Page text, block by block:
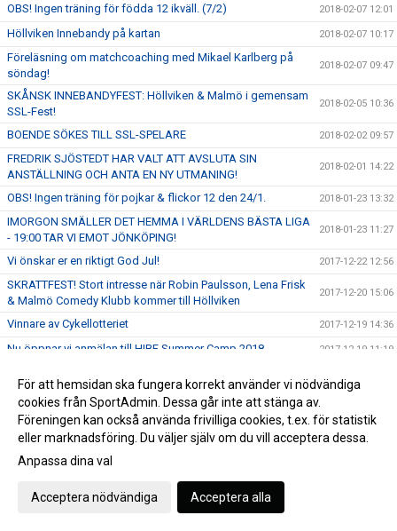
OBS! Ingen träning för födda 12 ikväll. (7/2) 2018-02-07 12:01
Höllviken Innebandy på kartan 2018-02-07 10:17
Föreläsning om matchcoaching med Mikael Karlberg på
söndag!
2018-02-07 09:47
SKÅNSK INNEBANDYFEST: Höllviken & Malmö i gemensam
SSL-Fest!
2018-02-05 10:36
BOENDE SÖKES TILL SSL-SPELARE 2018-02-02 09:57
FREDRIK SJÖSTEDT HAR VALT ATT AVSLUTA SIN
ANSTÄLLNING OCH ANTA EN NY UTMANING!
2018-02-01 14:22
OBS! Ingen träning för pojkar & flickor 12 den 24/1. 2018-01-23 13:32
IMORGON SMÄLLER DET HEMMA I VÄRLDENS BÄSTA LIGA
- 19:00 TAR VI EMOT JÖNKÖPING!
2018-01-23 11:27
Vi önskar er en riktigt God Jul! 2017-12-22 12:56
SKRATTFEST! Stort intresse när Robin Paulsson, Lena Frisk
& Malmö Comedy Klubb kommer till Höllviken
2017-12-20 15:06
Vinnare av Cykellotteriet 2017-12-19 14:36
Nu öppnar vi anmälan till HIBF Summer Camp 2018 2017-12-19 11:19
SPONSORER!
2017-12-15 10:50
ENDAST 200 SITTPLATSER KVAR - SÄKRA DIN BILJETT NU!
FRITT INTRÄDE!
2017-12-12 14:44
SKRATTFEST! Robin Paulsson, Lena Frisk & MACK kommer
till Halörhallen 8/1 - Perfekt julklapp!
FRITT INTRÄDE & Publikfest när vi tar emot SM-Finalisterna
Växjö Vipers den 17 December!
För att hemsidan ska fungera korrekt använder vi nödvändiga
cookies från SportAdmin. Dessa går inte att stänga av.
Föreningen kan också använda frivilliga cookies, t.ex. för statistik
eller marknadsföring. Du väljer själv om du vill acceptera dessa.
Anpassa dina val
Acceptera nödvändiga Acceptera alla